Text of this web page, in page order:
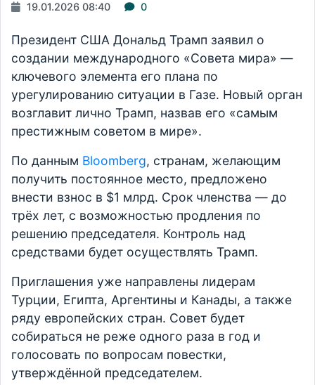
19.01.2026 08:40 0
Президент США Дональд Трамп заявил о
создании международного «Совета мира» —
ключевого элемента его плана по
урегулированию ситуации в Газе. Новый орган
возглавит лично Трамп, назвав его «самым
престижным советом в мире».
По данным Bloomberg, странам, желающим
получить постоянное место, предложено
внести взнос в $1 млрд. Срок членства — до
трёх лет, с возможностью продления по
решению председателя. Контроль над
средствами будет осуществлять Трамп.
Приглашения уже направлены лидерам
Турции, Египта, Аргентины и Канады, а также
ряду европейских стран. Совет будет
собираться не реже одного раза в год и
голосовать по вопросам повестки,
утверждённой председателем.